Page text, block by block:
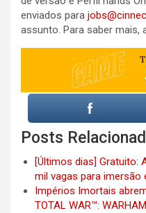
enviados para
assunto. Para saber mais,
Posts
[Últimos dias] Gratuito:
mil vagas para imersão
Impérios Imortais
TOTAL WAR™: